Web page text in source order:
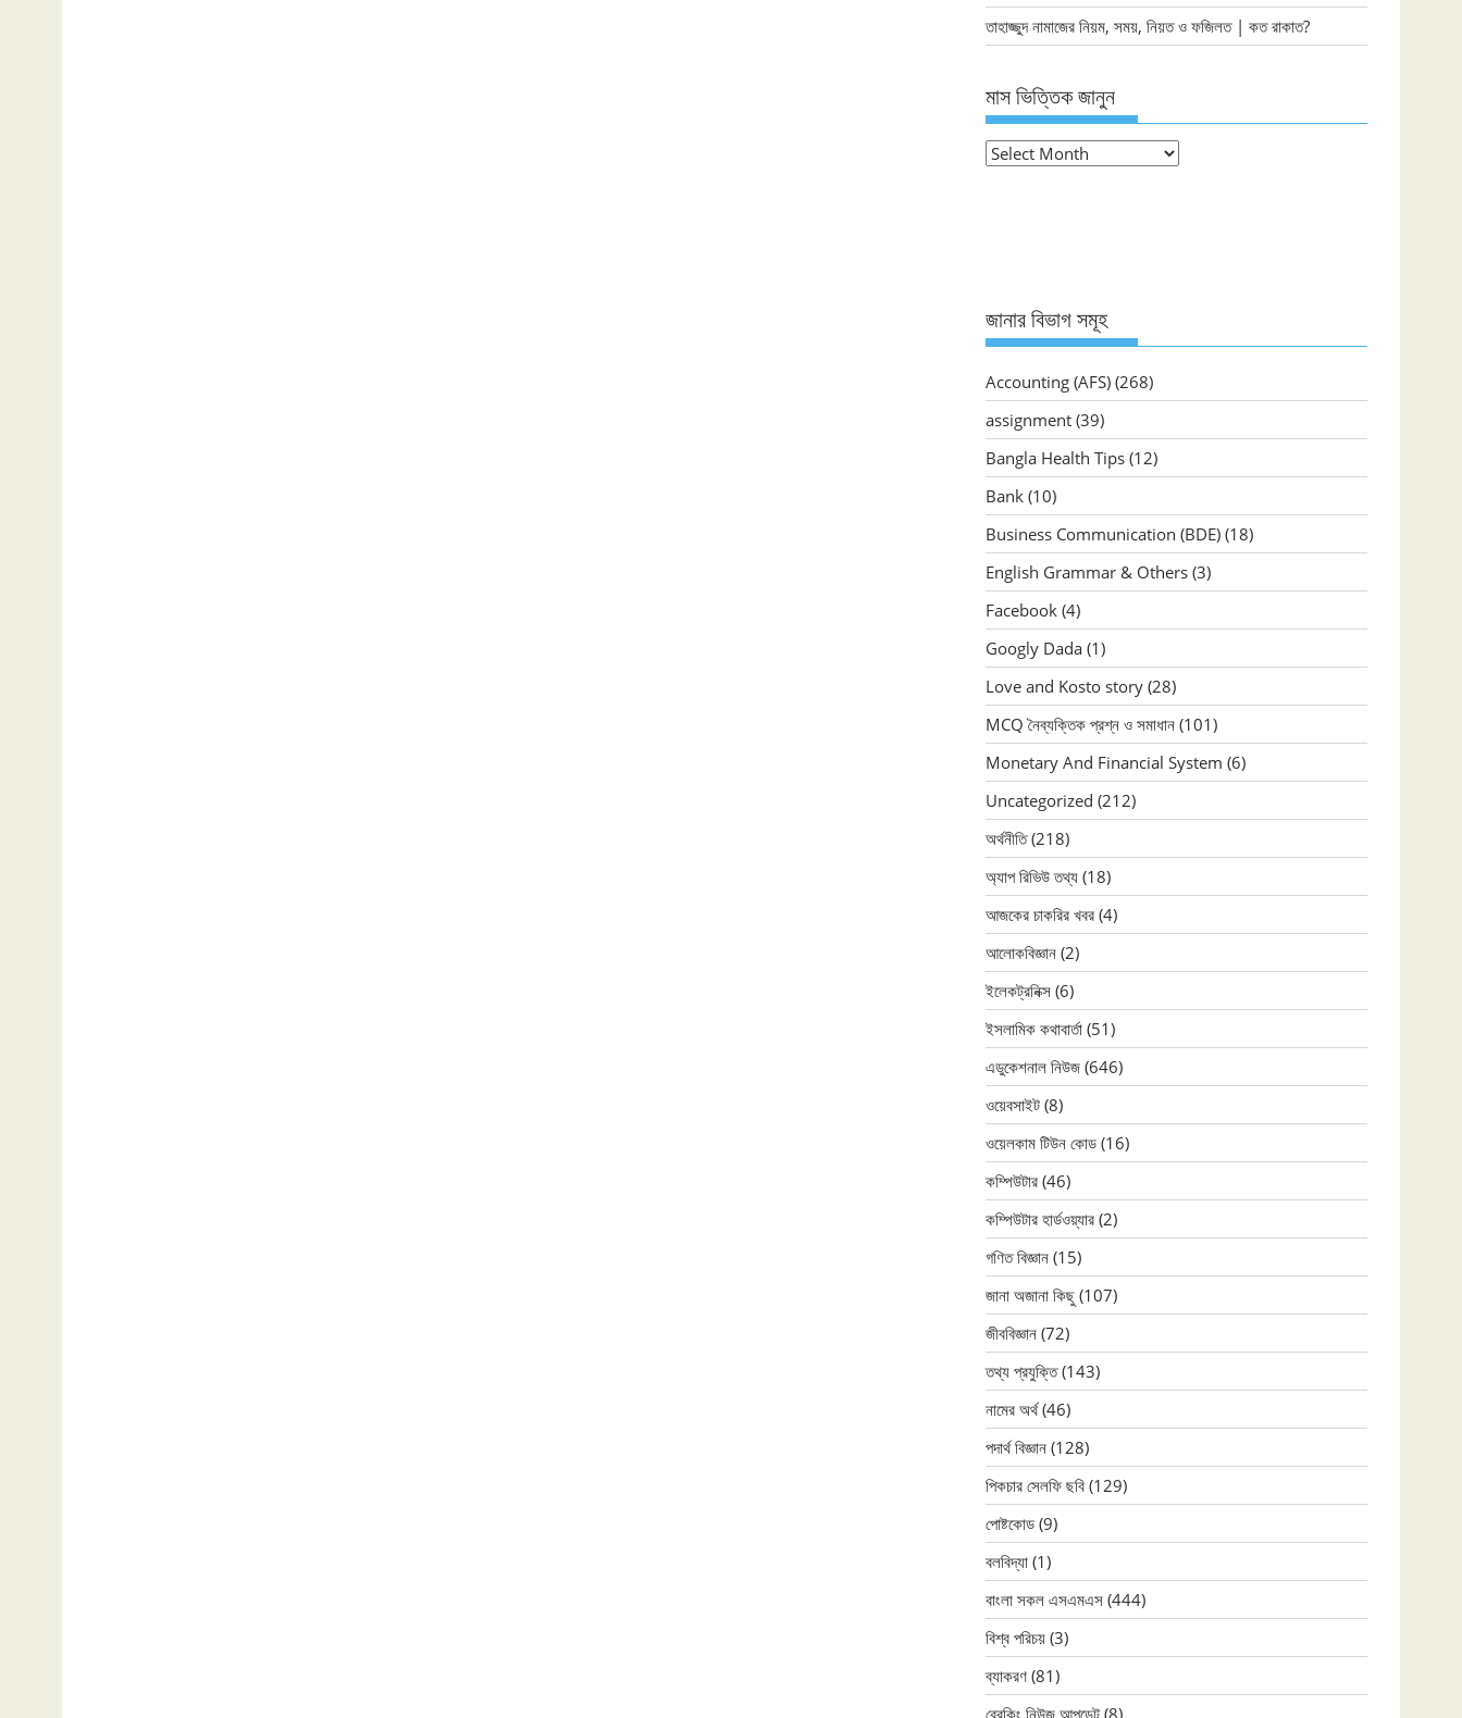
তাহাজ্জুদ নামাজের নিয়ম, সময়, নিয়ত ও ফজিলত | কত রাকাত?
মাস ভিত্তিক জানুন
মাস
জানার বিভাগ সমূহ
Accounting (AFS) (268)
assignment (39)
Bangla Health Tips (12)
Bank (10)
Business Communication (BDE) (18)
English Grammar & Others (3)
Facebook (4)
Googly Dada (1)
Love and Kosto story (28)
MCQ নৈব্যক্তিক প্রশ্ন ও সমাধান (101)
Monetary And Financial System (6)
Uncategorized (212)
অর্থনীতি(218)
অ্যাপ রিভিউ তথ্য (18)
আজকের চাকরির খবর (4)
আলোকবিজ্ঞান (2)
ইলেকট্রনিক্স (6)
ইসলামিক কথাবার্তা (51)
এডুকেশনাল নিউজ (646)
ওয়েবসাইট (8)
ওয়েলকাম টিউন কোড (16)
কম্পিউটার (46)
কম্পিউটার হার্ডওয়্যার (2)
গণিত বিজ্ঞান (15)
জানা অজানা কিছু (107)
জীববিজ্ঞান (72)
তথ্য প্রযুক্তি(143)
নামের অর্থ(46)
পদার্থ বিজ্ঞান (128)
পিকচার সেলফি ছবি (129)
পোষ্টকোড (9)
বলবিদ্যা (1)
বাংলা সকল এসএমএস (444)
বিশ্ব পরিচয় (3)
ব্যাকরণ (81)
ব্রেকিং নিউজ আপডেট (8)